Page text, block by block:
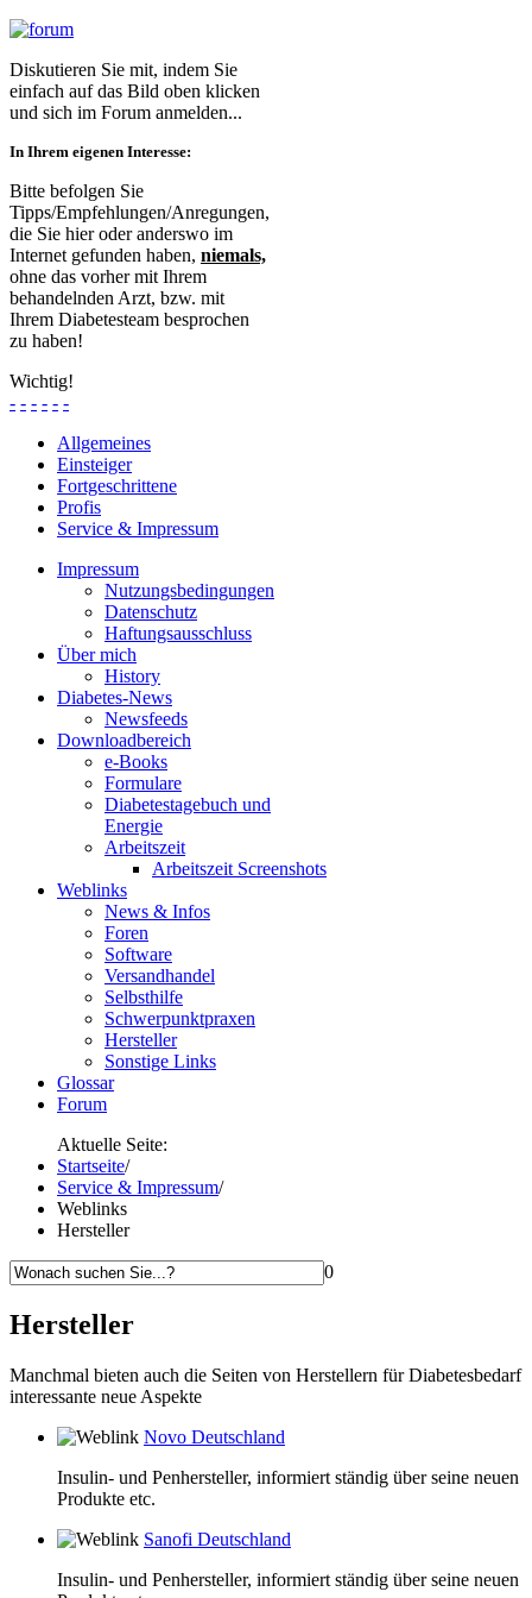
Diskutieren Sie mit, indem Sie
einfach auf das Bild oben klicken
und sich im Forum anmelden...
In Ihrem eigenen Interesse:
Bitte befolgen Sie
Tipps/Empfehlungen/Anregungen,
die Sie hier oder anderswo im
Internet gefunden haben, niemals,
ohne das vorher mit Ihrem
behandelnden Arzt, bzw. mit
Ihrem Diabetesteam besprochen
zu haben!
Wichtig!
- - - - - -
Allgemeines
Einsteiger
Fortgeschrittene
Profis
Service & Impressum
Impressum
Nutzungsbedingungen
Datenschutz
Haftungsausschluss
Über mich
History
Diabetes-News
Newsfeeds
Downloadbereich
e-Books
Formulare
Diabetestagebuch und
Energie
Arbeitszeit
Arbeitszeit Screenshots
Weblinks
News & Infos
Foren
Software
Versandhandel
Selbsthilfe
Schwerpunktpraxen
Hersteller
Sonstige Links
Glossar
Forum
Aktuelle Seite:
Startseite/
Service & Impressum/
Weblinks
Hersteller
0
Hersteller
Manchmal bieten auch die Seiten von Herstellern für Diabetesbedarf
interessante neue Aspekte
Novo Deutschland
Insulin- und Penhersteller, informiert ständig über seine neuen
Produkte etc.
Sanofi Deutschland
Insulin- und Penhersteller, informiert ständig über seine neuen